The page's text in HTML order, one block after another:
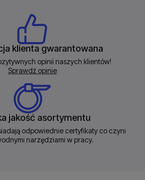
klienta gwarantowana
opinii naszych klientów!
Sprawdź opinie
jakość asortymentu
odpowiednie certyfikaty co czyni
narzędziami w pracy.